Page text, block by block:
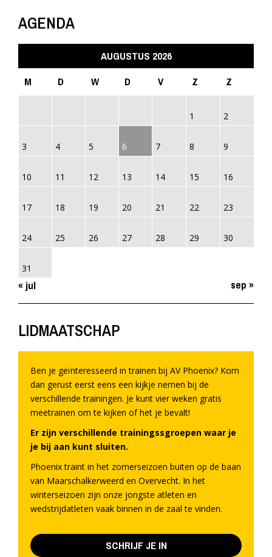
AGENDA
AUGUSTUS 2026
M
D W D V Z Z
1 2
3 4 5 6 7 8 9
10 11 12 13 14 15 16
17 18 19 20 21 22 23
24 25 26 27 28 29 30
31
« jul sep »
LIDMAATSCHAP
Ben je geïnteresseerd in trainen bij AV Phoenix? Kom
dan gerust eerst eens een kijkje nemen bij de
verschillende trainingen. Je kunt vier weken gratis
meetrainen om te kijken of het je bevalt!
Er zijn verschillende trainingssgroepen waar je
je bij aan kunt sluiten.
Phoenix traint in het zomerseizoen buiten op de baan
van Maarschalkerweerd en Overvecht. In het
winterseizoen zijn onze jongste atleten en
wedstrijdatleten vaak binnen in de zaal te vinden.
SCHRIJF JE IN